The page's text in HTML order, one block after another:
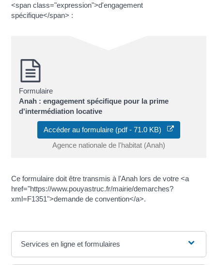
<span class="expression">d'engagement
spécifique</span> :
Formulaire
Anah : engagement spécifique pour la prime
d'intermédiation locative
Accéder au formulaire (pdf - 71.0 KB)
Agence nationale de l'habitat (Anah)
Ce formulaire doit être transmis à l'Anah lors de votre <a
href="https://www.pouyastruc.fr/mairie/demarches?
xml=F1351">demande de convention</a>.
Services en ligne et formulaires